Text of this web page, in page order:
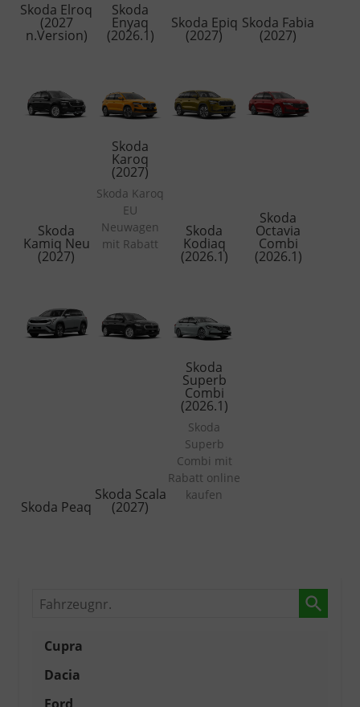
Skoda Elroq
(2027
n.Version)
Skoda
Enyaq
(2026.1)
Skoda Epiq
(2027)
Skoda Fabia
(2027)
Skoda
Kamiq Neu
(2027)
Skoda
Karoq
(2027)
Skoda Karoq
EU
Neuwagen
mit Rabatt
Skoda
Kodiaq
(2026.1)
Skoda
Octavia
Combi
(2026.1)
Skoda Peaq
Skoda Scala
(2027)
Skoda
Superb
Combi
(2026.1)
Skoda
Superb
Combi mit
Rabatt online
kaufen
Fahrzeugnr.
Cupra
Dacia